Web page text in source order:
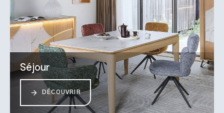
Séjour
DÉCOUVRIR